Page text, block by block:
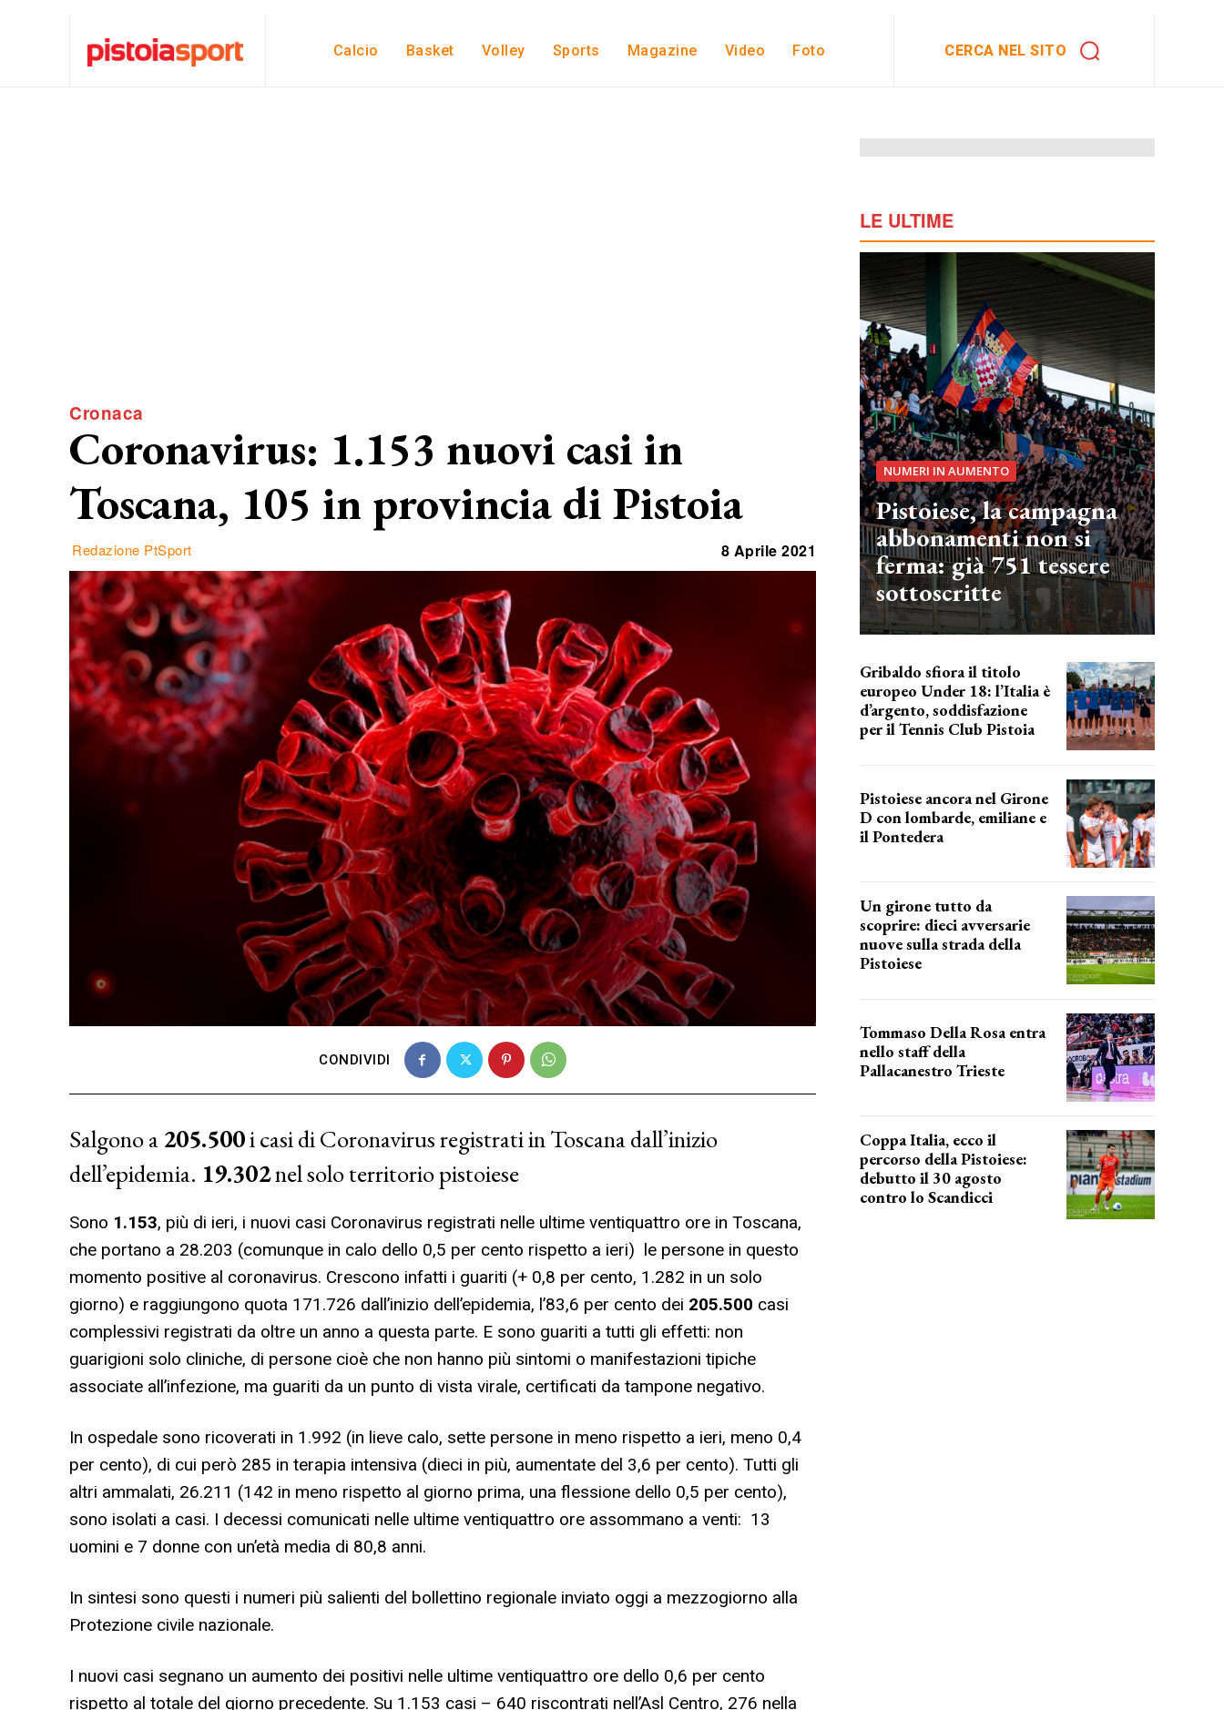
Calcio Basket Volley Sports Magazine Video Foto CERCA NEL SITO
Cronaca
Coronavirus: 1.153 nuovi casi in
Toscana, 105 in provincia di Pistoia
Redazione PtSport 8 Aprile 2021
CONDIVIDI
Salgono a 205.500i casi di Coronavirus registrati in Toscana dall’inizio
dell’epidemia. 19.302nel solo territorio pistoiese
Sono 1.153, più di ieri, i nuovi casi Coronavirus registrati nelle ultime ventiquattro ore in Toscana,
che portano a 28.203 (comunque in calo dello 0,5 per cento rispetto a ieri) le persone in questo
momento positive al coronavirus. Crescono infatti i guariti (+ 0,8 per cento, 1.282 in un solo
giorno) e raggiungono quota 171.726 dall’inizio dell’epidemia, l’83,6 per cento dei 205.500 casi
complessivi registrati da oltre un anno a questa parte. E sono guariti a tutti gli effetti: non
guarigioni solo cliniche, di persone cioè che non hanno più sintomi o manifestazioni tipiche
associate all’infezione, ma guariti da un punto di vista virale, certificati da tampone negativo.
In ospedale sono ricoverati in 1.992 (in lieve calo, sette persone in meno rispetto a ieri, meno 0,4
per cento), di cui però 285 in terapia intensiva (dieci in più, aumentate del 3,6 per cento). Tutti gli
altri ammalati, 26.211 (142 in meno rispetto al giorno prima, una flessione dello 0,5 per cento),
sono isolati a casi. I decessi comunicati nelle ultime ventiquattro ore assommano a venti: 13
uomini e 7 donne con un’età media di 80,8 anni.
In sintesi sono questi i numeri più salienti del bollettino regionale inviato oggi a mezzogiorno alla
Protezione civile nazionale.
I nuovi casi segnano un aumento dei positivi nelle ultime ventiquattro ore dello 0,6 per cento
rispetto al totale del giorno precedente. Su 1.153 casi – 640 riscontrati nell’Asl Centro, 276 nella
LE ULTIME
NUMERI IN AUMENTO
Pistoiese, la campagna
abbonamenti non si
ferma: già 751 tessere
sottoscritte
Gribaldo sfiora il titolo
europeo Under 18: l’Italia è
d’argento, soddisfazione
per il Tennis Club Pistoia
Pistoiese ancora nel Girone
D con lombarde, emiliane e
il Pontedera
Un girone tutto da
scoprire: dieci avversarie
nuove sulla strada della
Pistoiese
Tommaso Della Rosa entra
nello staff della
Pallacanestro Trieste
Coppa Italia, ecco il
percorso della Pistoiese:
debutto il 30 agosto
contro lo Scandicci